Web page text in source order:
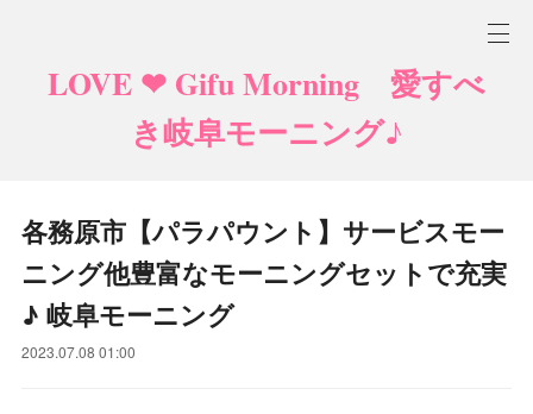
LOVE ❤ Gifu Morning 愛すべ
き岐阜モーニング♪
各務原市【パラパウント】サービスモー
ニング他豊富なモーニングセットで充実
♪ 岐阜モーニング
2023.07.08 01:00